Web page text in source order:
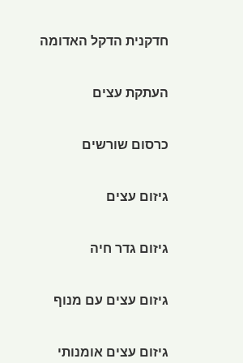
חדקנית הדקל האדומה
העתקת עצים
כרסום שורשים
גיזום עצים
גיזום גדר חיה
גיזום עצים עם מנוף
גיזום עצים אומנותי